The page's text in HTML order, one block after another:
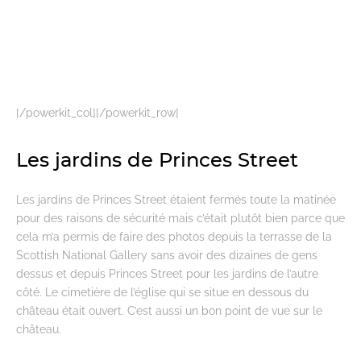
[/powerkit_col][/powerkit_row]
Les jardins de Princes Street
Les jardins de Princes Street étaient fermés toute la matinée
pour des raisons de sécurité mais c’était plutôt bien parce que
cela m’a permis de faire des photos depuis la terrasse de la
Scottish National Gallery sans avoir des dizaines de gens
dessus et depuis Princes Street pour les jardins de l’autre
côté. Le cimetière de l’église qui se situe en dessous du
château était ouvert. C’est aussi un bon point de vue sur le
château.